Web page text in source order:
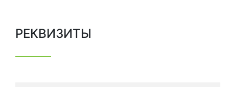
РЕКВИЗИТЫ